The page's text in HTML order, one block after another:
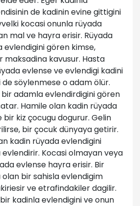
de kadinin evine gittigini
kocasi onunla rüyada
mal ve hayra erisir. Rüyada
evlendigini gören kimse,
maksadina kavusur. Hasta
evlense ve evlendigi kadini
söylenmese o adam ölür.
bir adamla evlendirdigini gören
Hamile olan kadin rüyada
bir kiz çocugu dogurur. Gelin
bir çocuk dünyaya getirir.
kadin rüyada evlendigini
Kocasi olmayan veya
evlense hayra erisir. Bir
bir sahisla evlendigim
ve etrafindakiler dagilir.
kadinla evlendigini ve onun